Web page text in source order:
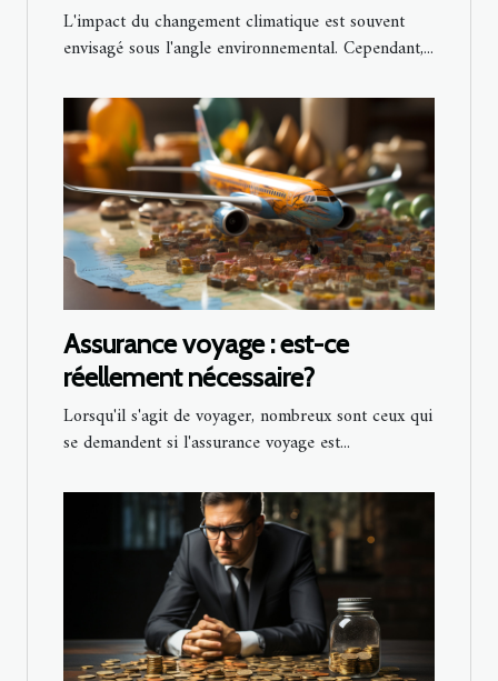
L'impact du changement climatique est souvent
envisagé sous l'angle environnemental. Cependant,...
Assurance voyage : est-ce
réellement nécessaire?
Lorsqu'il s'agit de voyager, nombreux sont ceux qui
se demandent si l'assurance voyage est...